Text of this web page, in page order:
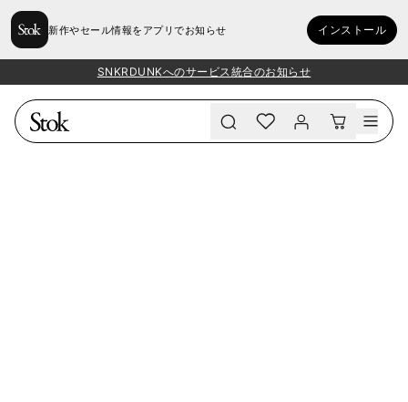
新作やセール情報をアプリでお知らせ インストール
SNKRDUNKへのサービス統合のお知らせ